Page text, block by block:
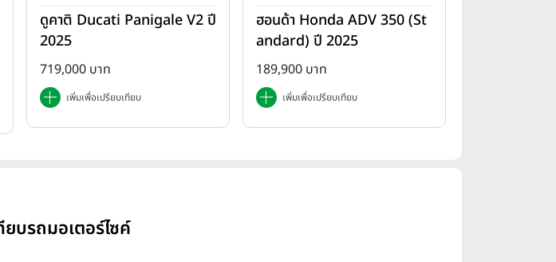
ดูคาติ Ducati Panigale V2 ปี
2025
719,000 บาท
เพิ่มเพื่อเปรียบเทียบ
ฮอนด้า Honda ADV 350 (St
andard) ปี 2025
189,900 บาท
เพิ่มเพื่อเปรียบเทียบ
ยบรถมอเตอร์ไซค์